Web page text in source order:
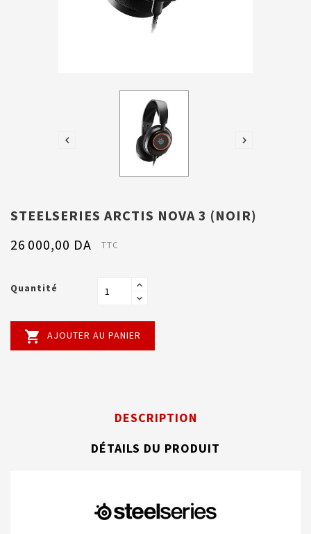
 
STEELSERIES ARCTIS NOVA 3 (NOIR)
26 000,00 DA
TTC
Quantité
 AJOUTER AU PANIER
DESCRIPTION
DÉTAILS DU PRODUIT